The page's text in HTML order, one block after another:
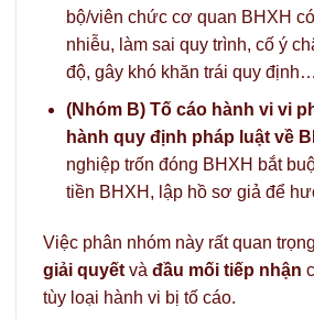
bộ/viên chức cơ quan BHXH
nhiễu, làm sai quy trình, cố ý
độ, gây khó khăn trái quy định…
(Nhóm B) Tố cáo hành vi vi
hành quy định pháp luật về
nghiệp trốn đóng BHXH bắt
tiền BHXH, lập hồ sơ giả để
Việc phân nhóm này rất quan
giải quyết và đầu mối tiếp nhận
tùy loại hành vi bị tố cáo.